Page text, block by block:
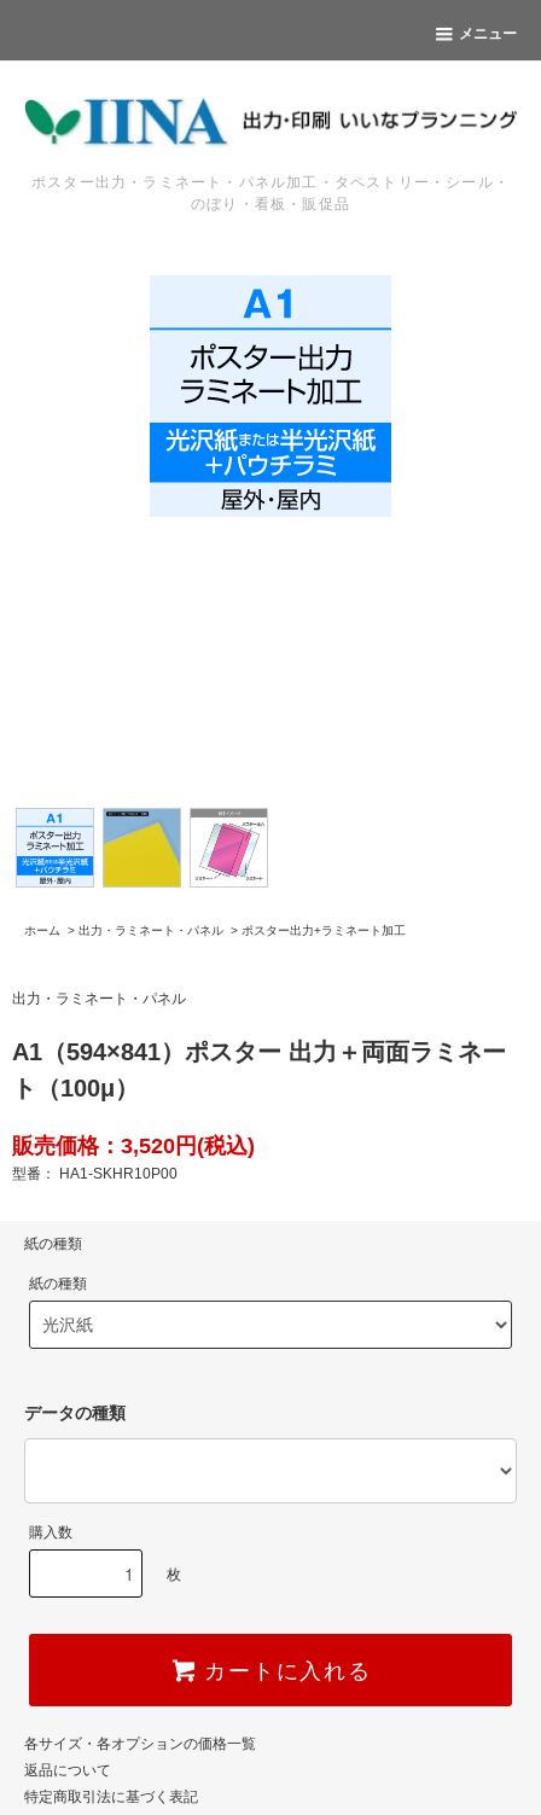
メニュー
ポスター出力・ラミネート・パネル加工・タペストリー・シール・
のぼり・看板・販促品
ホーム > 出力・ラミネート・パネル > ポスター出力+ラミネート加工
出力・ラミネート・パネル
A1（594×841）ポスター 出力＋両面ラミネー
ト（100μ）
販売価格：3,520円(税込)
型番： HA1-SKHR10P00
紙の種類
紙の種類
データの種類
購入数
枚
カートに入れる
各サイズ・各オプションの価格一覧
返品について
特定商取引法に基づく表記